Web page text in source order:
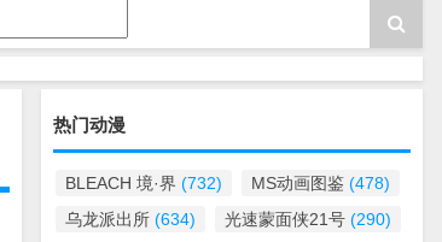
热门动漫
BLEACH 境·界 (732) MS动画图鉴 (478)
乌龙派出所 (634) 光速蒙面侠21号 (290)